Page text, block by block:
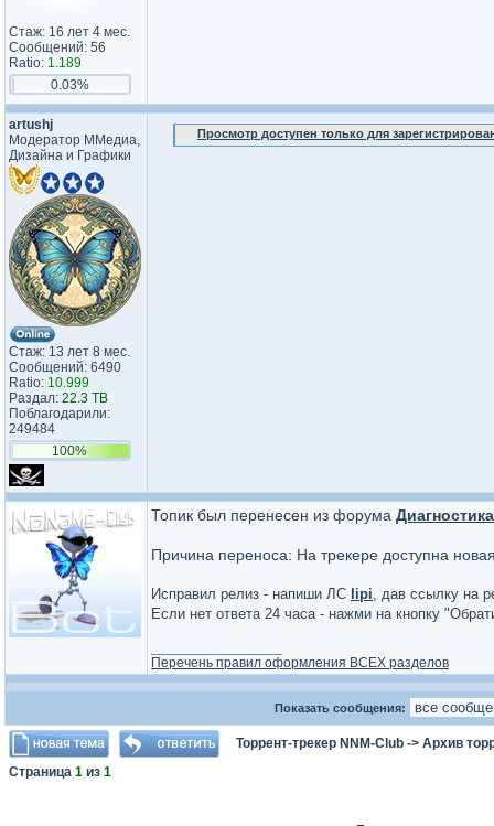
Стаж: 16 лет 4 мес.
Сообщений: 56
Ratio: 1.189
0.03%
artushj
Модератор ММедиа,
Дизайна и Графики
Стаж: 13 лет 8 мес.
Сообщений: 6490
Ratio: 10.999
Раздал: 22.3 TB
Поблагодарили:
249484
100%
Просмотр доступен только для
Топик был перенесен из форума
Причина переноса: На трекере доступна
Исправил релиз - напиши ЛС lipi, дав ссылку на
Если нет ответа 24 часа - нажми на кнопку
Перечень правил оформления ВСЕХ разделов
Показать сообщения:
Торрент-трекер NNM-Club -> Архив
Страница 1 из 1